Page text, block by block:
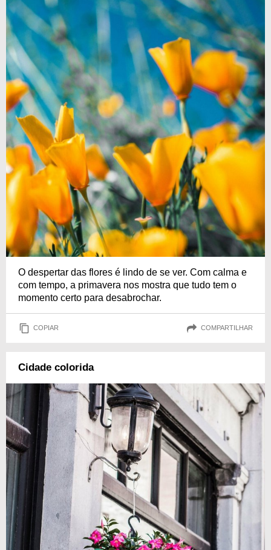
O despertar das flores é lindo de se ver. Com calma e
com tempo, a primavera nos mostra que tudo tem o
momento certo para desabrochar.
COPIAR COMPARTILHAR
Cidade colorida